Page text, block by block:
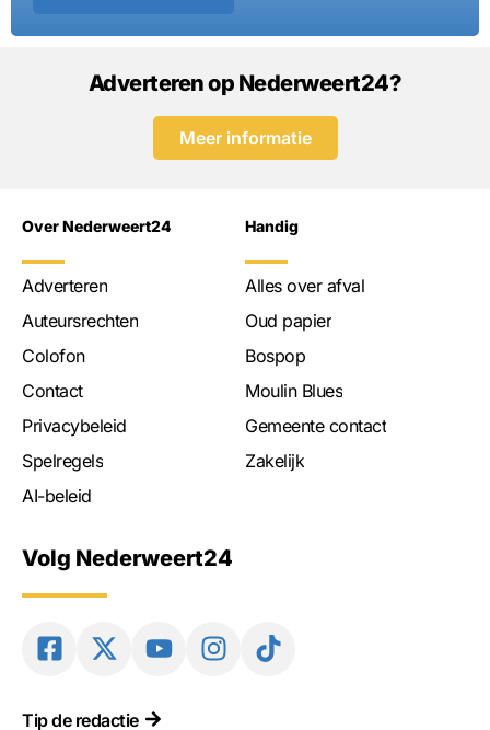
Adverteren op Nederweert24?
Meer informatie
Over Nederweert24
Adverteren
Auteursrechten
Colofon
Contact
Privacybeleid
Spelregels
AI-beleid
Handig
Alles over afval
Oud papier
Bospop
Moulin Blues
Gemeente contact
Zakelijk
Volg Nederweert24
Tip de redactie